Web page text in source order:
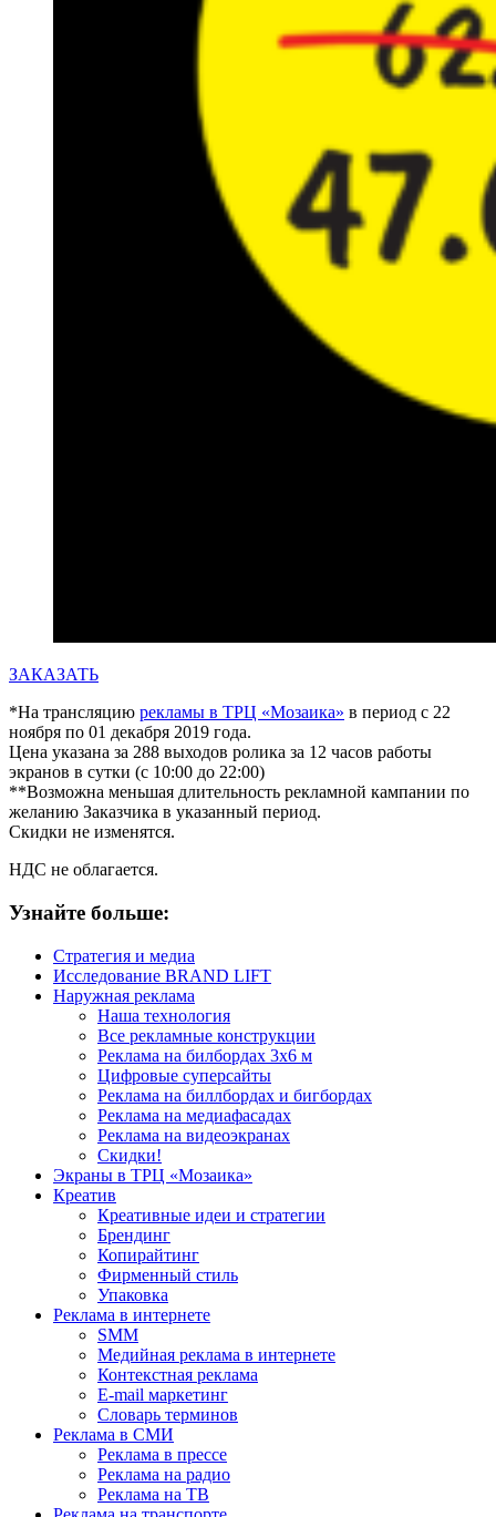
ЗАКАЗАТЬ
*На трансляцию рекламы в ТРЦ «Мозаика» в период с 22
ноября по 01 декабря 2019 года.
Цена указана за 288 выходов ролика за 12 часов работы
экранов в сутки (с 10:00 до 22:00)
**Возможна меньшая длительность рекламной кампании по
желанию Заказчика в указанный период.
Скидки не изменятся.
НДС не облагается.
Узнайте больше:
Стратегия и медиа
Исследование BRAND LIFT
Наружная реклама
Наша технология
Все рекламные конструкции
Реклама на билбордах 3х6 м
Цифровые суперсайты
Реклама на биллбордах и бигбордах
Реклама на медиафасадах
Реклама на видеоэкранах
Скидки!
Экраны в ТРЦ «Мозаика»
Креатив
Креативные идеи и стратегии
Брендинг
Копирайтинг
Фирменный стиль
Упаковка
Реклама в интернете
SMM
Медийная реклама в интернете
Контекстная реклама
E-mail маркетинг
Словарь терминов
Реклама в СМИ
Реклама в прессе
Реклама на радио
Реклама на ТВ